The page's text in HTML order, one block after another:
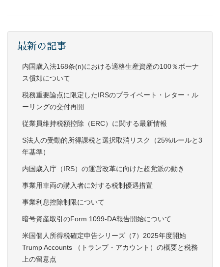
最新の記事
内国歳入法168条(n)における適格生産資産の100％ボーナ
ス償却について
税務重要論点に限定したIRSのプライベート・レター・ル
ーリングの交付再開
従業員維持税額控除（ERC）に関する最新情報
S法人の受動的所得課税と選択取消リスク（25%ルールと3
年基準）
内国歳入庁（IRS）の運営改革に向けた超党派の動き
事業用車両の購入者に対する税制優遇措置
事業利息控除制限について
暗号資産取引のForm 1099-DA報告開始について
米国個人所得税確定申告シリーズ（7）2025年度開始
Trump Accounts （トランプ・アカウント）の概要と税務
上の留意点